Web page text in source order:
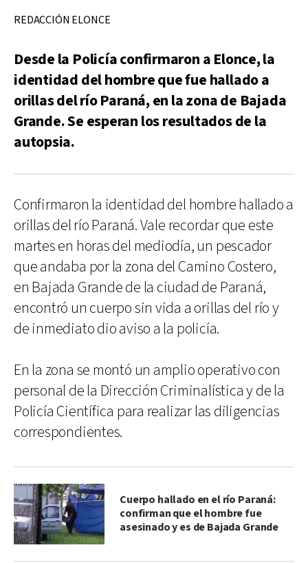
REDACCIÓN ELONCE
Desde la Policía confirmaron a Elonce, la
identidad del hombre que fue hallado a
orillas del río Paraná, en la zona de Bajada
Grande. Se esperan los resultados de la
autopsia.
Confirmaron la identidad del hombre hallado a
orillas del río Paraná. Vale recordar que este
martes en horas del mediodía, un pescador
que andaba por la zona del Camino Costero,
en Bajada Grande de la ciudad de Paraná,
encontró un cuerpo sin vida a orillas del río y
de inmediato dio aviso a la policía.
En la zona se montó un amplio operativo con
personal de la Dirección Criminalística y de la
Policía Científica para realizar las diligencias
correspondientes.
Cuerpo hallado en el río Paraná:
confirman que el hombre fue
asesinado y es de Bajada Grande